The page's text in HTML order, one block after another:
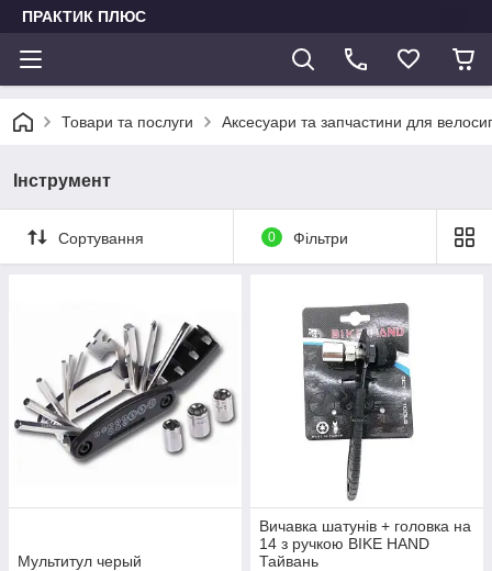
ПРАКТИК ПЛЮС
Товари та послуги Аксесуари та запчастини для
Інструмент
Сортування 0 Фільтри
Мультитул черый
Вичавка шатунів + головка на
14 з ручкою BIKE HAND
Тайвань